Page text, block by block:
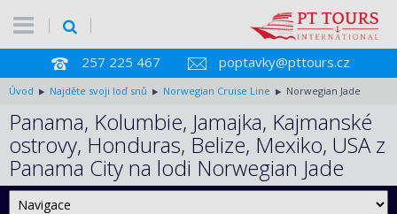
257 225 467 poptavky@pttours.cz
Úvod Najděte svoji loď snů Norwegian Cruise Line Norwegian Jade
Panama, Kolumbie, Jamajka, Kajmanské
ostrovy, Honduras, Belize, Mexiko, USA z
Panama City na lodi Norwegian Jade